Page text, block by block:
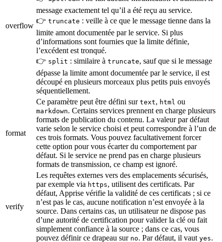
overflow
message exactement tel qu’il a été reçu au service.
👉 truncate : veille à ce que le message tienne dans la
limite amont documentée par le service. Si plus
d’informations sont fournies que la limite définie,
l’excédent est tronqué.
👉 split : similaire à truncate, sauf que si le message
dépasse la limite amont documentée par le service, il est
découpé en plusieurs morceaux plus petits puis envoyés
séquentiellement.
format
Ce paramètre peut être défini sur text, html ou
markdown. Certains services prennent en charge plusieurs
formats de publication du contenu. La valeur par défaut
varie selon le service choisi et peut correspondre à l’un de
ces trois formats. Vous pouvez facultativement forcer
cette option pour vous écarter du comportement par
défaut. Si le service ne prend pas en charge plusieurs
formats de transmission, ce champ est ignoré.
verify
Les requêtes externes vers des emplacements sécurisés,
par exemple via https, utilisent des certificats. Par
défaut, Apprise vérifie la validité de ces certificats ; si ce
n’est pas le cas, aucune notification n’est envoyée à la
source. Dans certains cas, un utilisateur ne dispose pas
d’une autorité de certification pour valider la clé ou fait
simplement confiance à la source ; dans ce cas, vous
pouvez définir ce drapeau sur no. Par défaut, il vaut yes.